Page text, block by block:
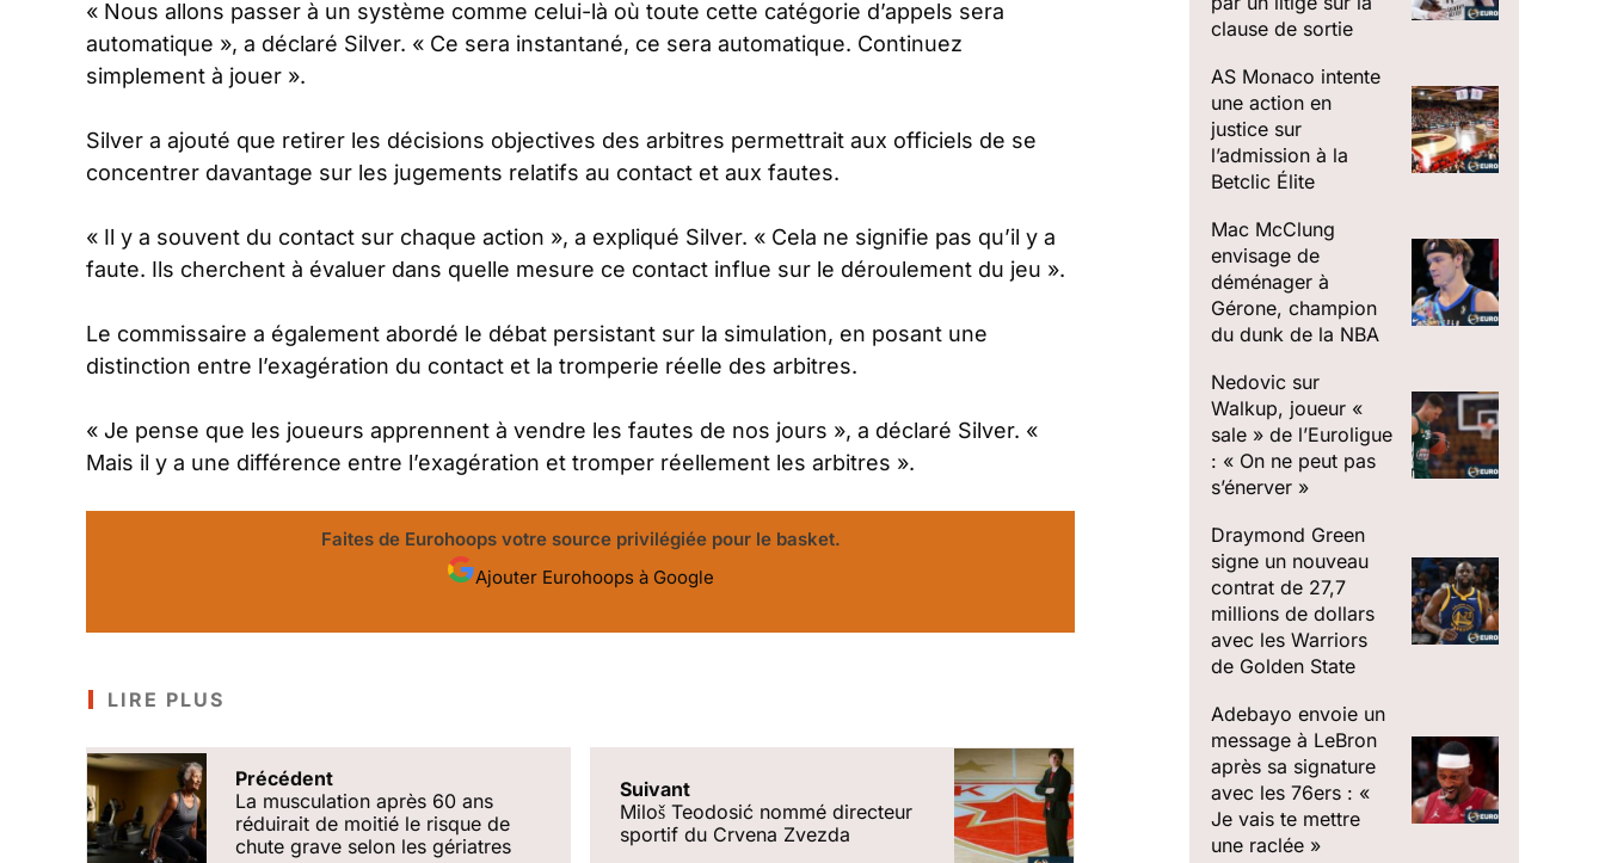
« Nous allons passer à un système comme celui-là où toute cette catégorie d’appels sera
automatique », a déclaré Silver. « Ce sera instantané, ce sera automatique. Continuez
simplement à jouer ».
Silver a ajouté que retirer les décisions objectives des arbitres permettrait aux officiels de se
concentrer davantage sur les jugements relatifs au contact et aux fautes.
« Il y a souvent du contact sur chaque action », a expliqué Silver. « Cela ne signifie pas qu’il y a
faute. Ils cherchent à évaluer dans quelle mesure ce contact influe sur le déroulement du jeu ».
Le commissaire a également abordé le débat persistant sur la simulation, en posant une
distinction entre l’exagération du contact et la tromperie réelle des arbitres.
« Je pense que les joueurs apprennent à vendre les fautes de nos jours », a déclaré Silver. «
Mais il y a une différence entre l’exagération et tromper réellement les arbitres ».
Faites de Eurohoops votre source privilégiée pour le basket.
Ajouter Eurohoops à Google
LIRE PLUS
Précédent
La musculation après 60 ans
réduirait de moitié le risque de
chute grave selon les gériatres
Suivant
Miloš Teodosić nommé directeur
sportif du Crvena Zvezda
clause de sortie
AS Monaco intente
une action en
justice sur
l’admission à la
Betclic Élite
Mac McClung
envisage de
déménager à
Gérone, champion
du dunk de la NBA
Nedovic sur
Walkup, joueur «
sale » de l’Euroligue
: « On ne peut pas
s’énerver »
Draymond Green
signe un nouveau
contrat de 27,7
millions de dollars
avec les Warriors
de Golden State
Adebayo envoie un
message à LeBron
après sa signature
avec les 76ers : «
Je vais te mettre
une raclée »